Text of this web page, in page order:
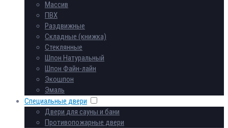
Массив
ПВХ
Раздвижные
Складные (книжка)
Стеклянные
Шпон Натуральный
Шпон Файн-лайн
Экошпон
Эмаль
Специальные двери
Двери для сауны и бани
Противопожарные двери